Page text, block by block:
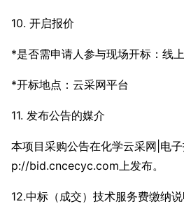
10. 开启报价
*是否需申请人参与现场开标：线
*开标地点：云采网平台
11. 发布公告的媒介
本项目采购公告在化学云采网|电
p://bid.cncecyc.com上发布。
12.中标（成交）技术服务费缴纳